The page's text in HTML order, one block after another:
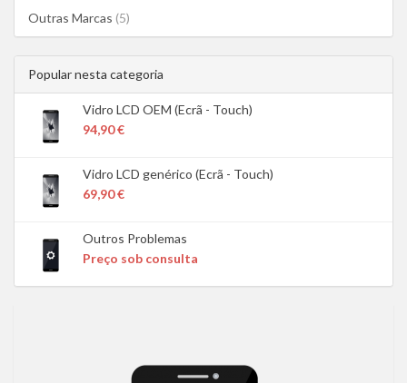
Outras Marcas (5)
Popular nesta categoria
Vidro LCD OEM (Ecrã - Touch)
94,90 €
Vidro LCD genérico (Ecrã - Touch)
69,90 €
Outros Problemas
Preço sob consulta